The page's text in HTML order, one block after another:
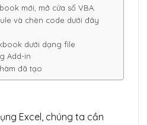
mới, mở cửa sổ VBA.
và chèn code dưới đây
dưới dạng file
Add-in
đã tạo
Excel, chúng ta cần